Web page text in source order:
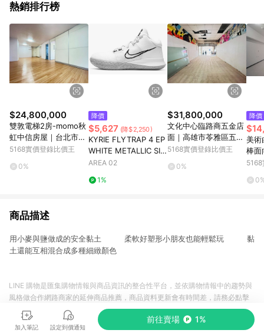
熱銷排行榜
$24,800,000
雙敦電梯2房-momo秋
虹中信房屋｜台北市松
山區長安東路二段
5168實價登錄比價王
0%
降價
$5,627 (降$2,250)
KYRIE FLYTRAP 4 EP
WHITE METALLIC SIL
VER
AREA 02
1%
$31,800,000
文化中心臨路商五金店
面｜高雄市苓雅區五福
一路
5168實價登錄比價王
0%
降價
美術
棒面
雄市
商品描述
用小麥與鹽做成的安全黏土 柔軟好塑形小朋友也能輕鬆玩 黏
土還能互相混合成多種細緻顏色
加入筆記 設定到價通知
前往賣場 1%
LINE 購物是匯集購物情報與商品資訊的整合性平台，並依購物情報中的趨勢與
風格做合作網路商家的延伸商品推薦，商品資料更新會有時間差，請務必點擊
商品至各合作網路商家，確認現售價與購物條件，一切資訊以合作廠商網頁為
準。